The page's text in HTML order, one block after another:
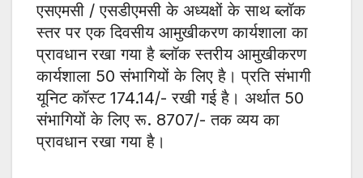
एसएमसी / एसडीएमसी के अध्यक्षों के साथ ब्लॉक
स्तर पर एक दिवसीय आमुखीकरण कार्यशाला का
प्रावधान रखा गया है ब्लॉक स्तरीय आमुखीकरण
कार्यशाला 50 संभागियों के लिए है। प्रति संभागी
यूनिट कॉस्ट 174.14/- रखी गई है। अर्थात 50
संभागियों के लिए रू. 8707/- तक व्यय का
प्रावधान रखा गया है।